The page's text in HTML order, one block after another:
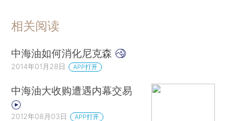
相关阅读
中海油如何消化尼克森
2014年01月28日 APP打开
中海油大收购遭遇内幕交易
2012年08月03日 APP打开